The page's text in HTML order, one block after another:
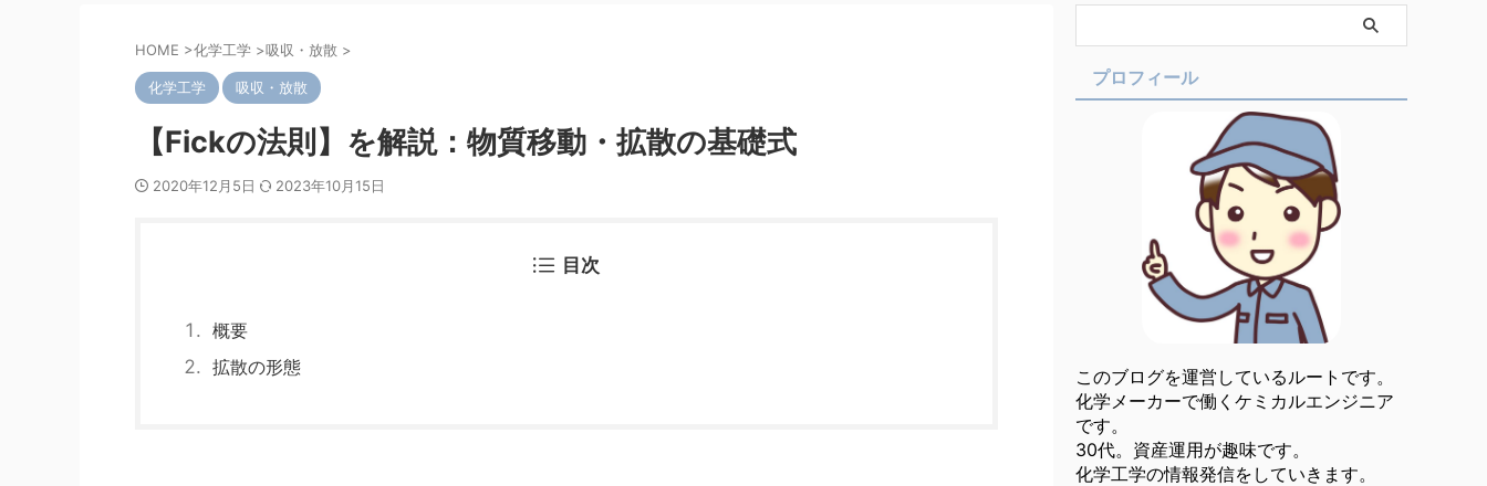
HOME >化学工学 >吸収・放散 >
化学工学 吸収・放散
【Fickの法則】を解説：物質移動・拡散の基礎式
2020年12月5日 2023年10月15日
目次
概要
拡散の形態
プロフィール
このブログを運営しているルートです。
化学メーカーで働くケミカルエンジニア
です。
30代。資産運用が趣味です。
化学工学の情報発信をしていきます。